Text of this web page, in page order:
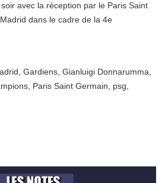
avec la réception par le Paris Saint
dans le cadre de la 4e
Gardiens Gianluigi Donnarumma
Paris Saint Germain psg